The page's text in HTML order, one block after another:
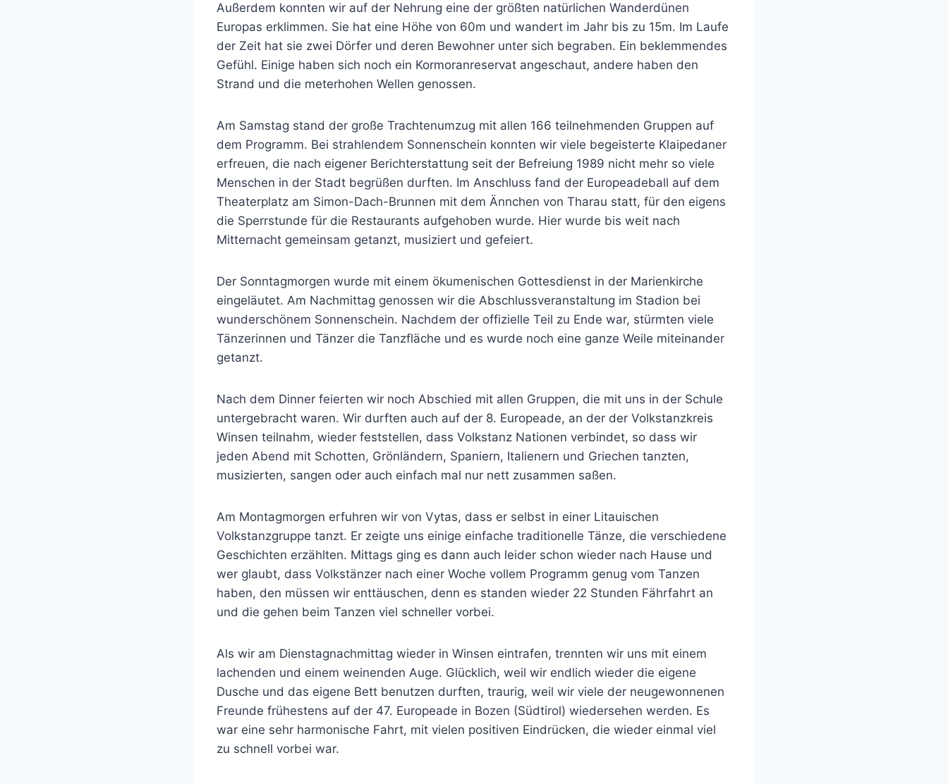
Außerdem konnten wir auf der Nehrung eine der größten natürlichen Wanderdünen
Europas erklimmen. Sie hat eine Höhe von 60m und wandert im Jahr bis zu 15m. Im Laufe
der Zeit hat sie zwei Dörfer und deren Bewohner unter sich begraben. Ein beklemmendes
Gefühl. Einige haben sich noch ein Kormoranreservat angeschaut, andere haben den
Strand und die meterhohen Wellen genossen.
Am Samstag stand der große Trachtenumzug mit allen 166 teilnehmenden Gruppen auf
dem Programm. Bei strahlendem Sonnenschein konnten wir viele begeisterte Klaipedaner
erfreuen, die nach eigener Berichterstattung seit der Befreiung 1989 nicht mehr so viele
Menschen in der Stadt begrüßen durften. Im Anschluss fand der Europeadeball auf dem
Theaterplatz am Simon-Dach-Brunnen mit dem Ännchen von Tharau statt, für den eigens
die Sperrstunde für die Restaurants aufgehoben wurde. Hier wurde bis weit nach
Mitternacht gemeinsam getanzt, musiziert und gefeiert.
Der Sonntagmorgen wurde mit einem ökumenischen Gottesdienst in der Marienkirche
eingeläutet. Am Nachmittag genossen wir die Abschlussveranstaltung im Stadion bei
wunderschönem Sonnenschein. Nachdem der offizielle Teil zu Ende war, stürmten viele
Tänzerinnen und Tänzer die Tanzfläche und es wurde noch eine ganze Weile miteinander
getanzt.
Nach dem Dinner feierten wir noch Abschied mit allen Gruppen, die mit uns in der Schule
untergebracht waren. Wir durften auch auf der 8. Europeade, an der der Volkstanzkreis
Winsen teilnahm, wieder feststellen, dass Volkstanz Nationen verbindet, so dass wir
jeden Abend mit Schotten, Grönländern, Spaniern, Italienern und Griechen tanzten,
musizierten, sangen oder auch einfach mal nur nett zusammen saßen.
Am Montagmorgen erfuhren wir von Vytas, dass er selbst in einer Litauischen
Volkstanzgruppe tanzt. Er zeigte uns einige einfache traditionelle Tänze, die verschiedene
Geschichten erzählten. Mittags ging es dann auch leider schon wieder nach Hause und
wer glaubt, dass Volkstänzer nach einer Woche vollem Programm genug vom Tanzen
haben, den müssen wir enttäuschen, denn es standen wieder 22 Stunden Fährfahrt an
und die gehen beim Tanzen viel schneller vorbei.
Als wir am Dienstagnachmittag wieder in Winsen eintrafen, trennten wir uns mit einem
lachenden und einem weinenden Auge. Glücklich, weil wir endlich wieder die eigene
Dusche und das eigene Bett benutzen durften, traurig, weil wir viele der neugewonnenen
Freunde frühestens auf der 47. Europeade in Bozen (Südtirol) wiedersehen werden. Es
war eine sehr harmonische Fahrt, mit vielen positiven Eindrücken, die wieder einmal viel
zu schnell vorbei war.